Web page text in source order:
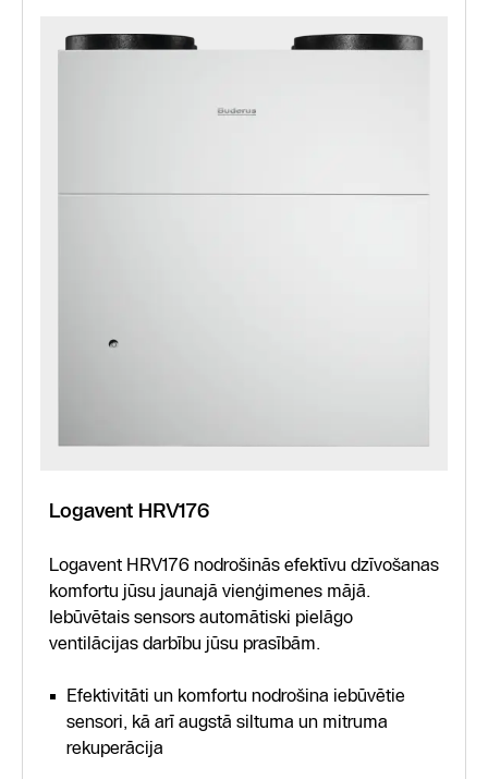
Logavent HRV176
Logavent HRV176 nodrošinās efektīvu dzīvošanas
komfortu jūsu jaunajā vienģimenes mājā.
Iebūvētais sensors automātiski pielāgo
ventilācijas darbību jūsu prasībām.
Efektivitāti un komfortu nodrošina iebūvētie
sensori, kā arī augstā siltuma un mitruma
rekuperācija